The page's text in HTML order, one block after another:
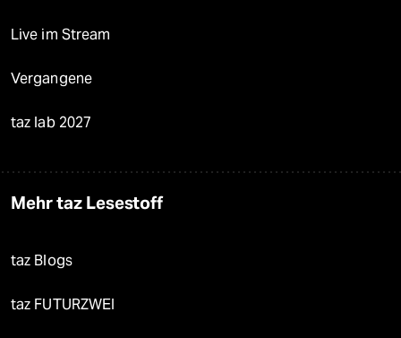
Live im Stream
Vergangene
taz lab 2027
Mehr taz Lesestoff
taz Blogs
taz FUTURZWEI